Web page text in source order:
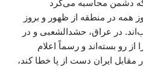
دشمن محاسبه می‌کرد
همه در منطقه از ظهور و بروز
در عراق، حشدالشعبی و در
رو بسته‌اند و رسماً اعلام
مقابل ایران دست از پا خطا کند،